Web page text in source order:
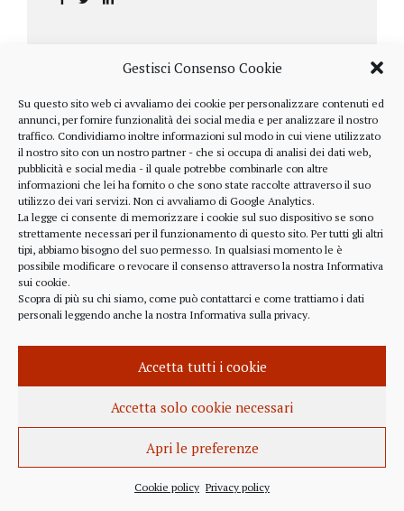
Gestisci Consenso Cookie
Su questo sito web ci avvaliamo dei cookie per personalizzare contenuti ed
annunci, per fornire funzionalità dei social media e per analizzare il nostro
traffico. Condividiamo inoltre informazioni sul modo in cui viene utilizzato
il nostro sito con un nostro partner - che si occupa di analisi dei dati web,
pubblicità e social media - il quale potrebbe combinarle con altre
informazioni che lei ha fornito o che sono state raccolte attraverso il suo
utilizzo dei vari servizi. Non ci avvaliamo di Google Analytics.
La legge ci consente di memorizzare i cookie sul suo dispositivo se sono
strettamente necessari per il funzionamento di questo sito. Per tutti gli altri
tipi, abbiamo bisogno del suo permesso. In qualsiasi momento le è
possibile modificare o revocare il consenso attraverso la nostra Informativa
sui cookie.
Scopra di più su chi siamo, come può contattarci e come trattiamo i dati
personali leggendo anche la nostra Informativa sulla privacy.
Accetta tutti i cookie
Accetta solo cookie necessari
Apri le preferenze
Cookie policy Privacy policy
una lettera annuale che Fink ha inviato agli
investitori, nella quale fa il punto sulla situazione
geopolitica ed economica globale, accompagnata da
alcune considerazioni sui profitti generati dalle
scelte finanziarie operate dal fondo BlackRock.
Occorre leggere molto attentamente il testo della
lettera
(https://www.blackrock.com/corporate/investor-
relations/larry-fink-chairmans-letter). Fink afferma
chiaramente che...
INFORMAZIONE 27 APRILE 2022
Istanza per l’abrogazione
dell’obbligo vaccinale al Governo
Italiano e alla Commissione Europea
Europea per l’abrogazione della normativa